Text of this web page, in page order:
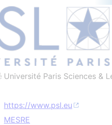
Université Paris Sciences &
https://www.psl.eu
MESRE